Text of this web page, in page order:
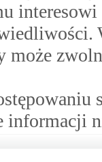
może
informacji